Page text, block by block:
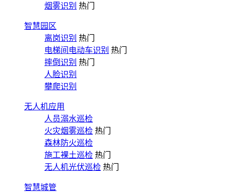
烟雾识别 热门
智慧园区
离岗识别 热门
电梯间电动车识别 热门
摔倒识别 热门
人脸识别
攀爬识别
无人机应用
人员溺水巡检
火灾烟雾巡检 热门
森林防火巡检
施工裸土巡检 热门
无人机光伏巡检 热门
智慧城管